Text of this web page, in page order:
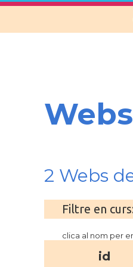
2 Webs
Filtre en
clica al nom per
id